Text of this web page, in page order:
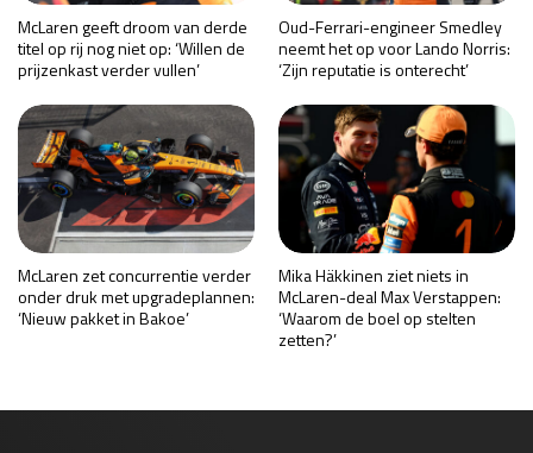
McLaren geeft droom van derde
titel op rij nog niet op: ‘Willen de
prijzenkast verder vullen’
Oud-Ferrari-engineer Smedley
neemt het op voor Lando Norris:
‘Zijn reputatie is onterecht’
McLaren zet concurrentie verder
onder druk met upgradeplannen:
‘Nieuw pakket in Bakoe’
Mika Häkkinen ziet niets in
McLaren-deal Max Verstappen:
‘Waarom de boel op stelten
zetten?’